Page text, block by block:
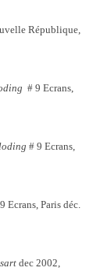
République,
# 9 Ecrans,
# 9 Ecrans,
Ecrans, Paris déc.
dec 2002,